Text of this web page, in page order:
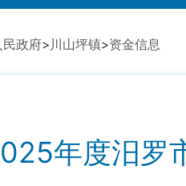
民政府>川山坪镇>资金信息
年度汨罗